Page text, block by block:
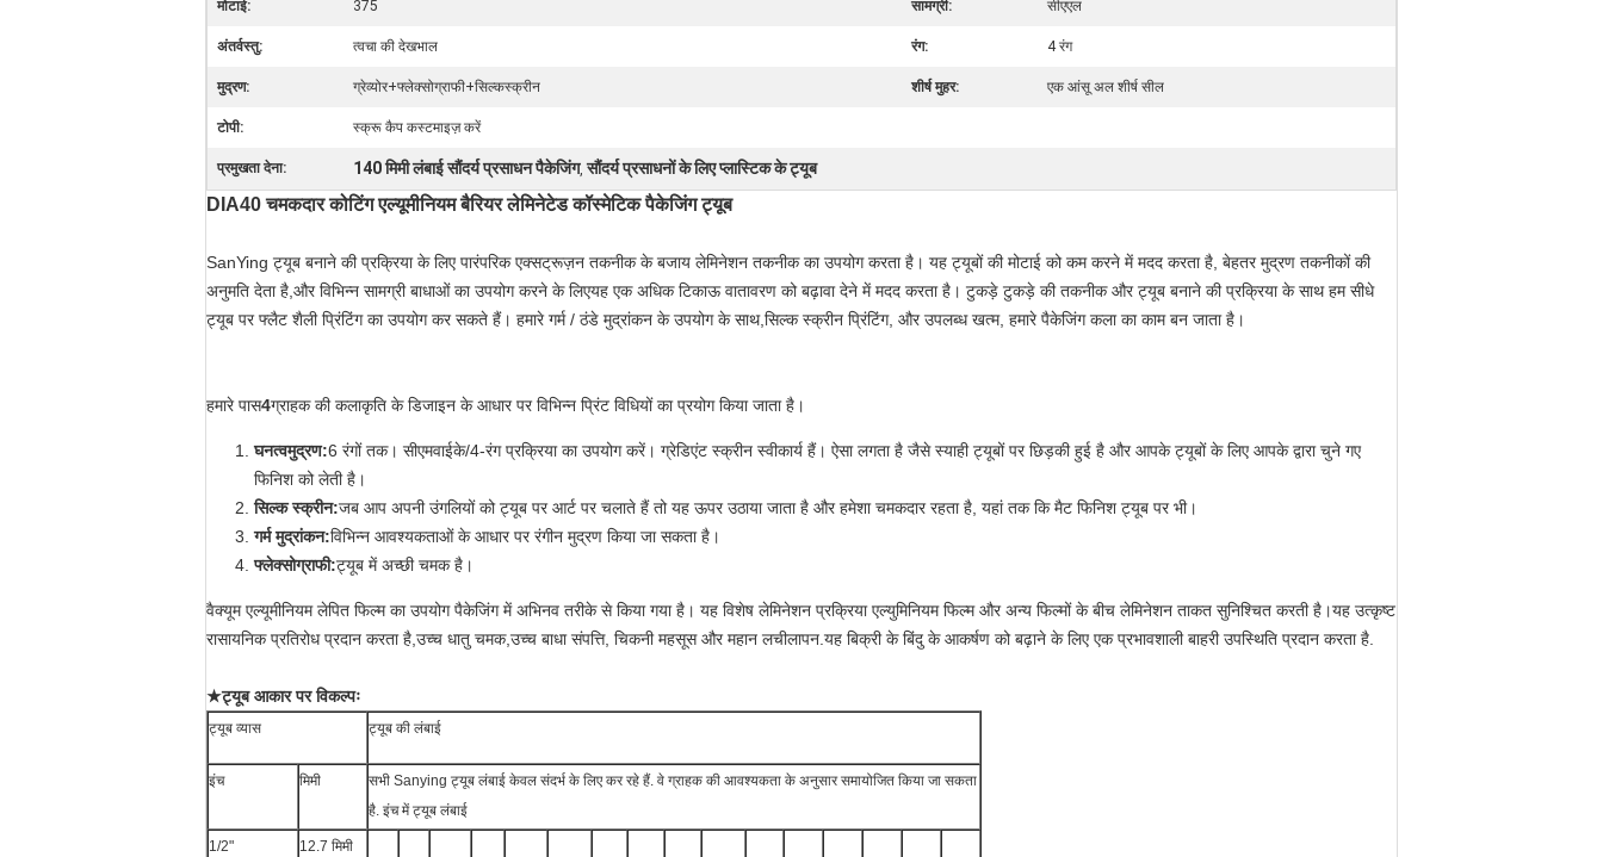
मोटाई: 375 सामग्री: सीएएल
अंतर्वस्तु: त्वचा की देखभाल रंग: 4 रंग
मुद्रण: ग्रेव्योर+फ्लेक्सोग्राफी+सिल्कस्क्रीन शीर्ष मुहर: एक आंसू अल शीर्ष सील
टोपी: स्क्रू कैप कस्टमाइज़ करें
प्रमुखता देना: 140 मिमी लंबाई सौंदर्य प्रसाधन पैकेजिंग,सौंदर्य प्रसाधनों के लिए प्लास्टिक के ट्यूब
DIA40 चमकदार कोटिंग एल्यूमीनियम बैरियर लेमिनेटेड कॉस्मेटिक पैकेजिंग ट्यूब
SanYing ट्यूब बनाने की प्रक्रिया के लिए पारंपरिक एक्सट्रूज़न तकनीक के बजाय लेमिनेशन तकनीक का उपयोग करता है। यह ट्यूबों की मोटाई को कम करने में मदद करता है, बेहतर मुद्रण तकनीकों की
अनुमति देता है,और विभिन्न सामग्री बाधाओं का उपयोग करने के लिएयह एक अधिक टिकाऊ वातावरण को बढ़ावा देने में मदद करता है। टुकड़े टुकड़े की तकनीक और ट्यूब बनाने की प्रक्रिया के साथ हम सीधे
ट्यूब पर फ्लैट शैली प्रिंटिंग का उपयोग कर सकते हैं। हमारे गर्म / ठंडे मुद्रांकन के उपयोग के साथ,सिल्क स्क्रीन प्रिंटिंग, और उपलब्ध खत्म, हमारे पैकेजिंग कला का काम बन जाता है।
हमारे पास4ग्राहक की कलाकृति के डिजाइन के आधार पर विभिन्न प्रिंट विधियों का प्रयोग किया जाता है।
घनत्वमुद्रण:6 रंगों तक। सीएमवाईके/4-रंग प्रक्रिया का उपयोग करें। ग्रेडिएंट स्क्रीन स्वीकार्य हैं। ऐसा लगता है जैसे स्याही ट्यूबों पर छिड़की हुई है और आपके ट्यूबों के लिए आपके द्वारा चुने गए
फिनिश को लेती है।
सिल्क स्क्रीन:जब आप अपनी उंगलियों को ट्यूब पर आर्ट पर चलाते हैं तो यह ऊपर उठाया जाता है और हमेशा चमकदार रहता है, यहां तक कि मैट फिनिश ट्यूब पर भी।
गर्म मुद्रांकन:विभिन्न आवश्यकताओं के आधार पर रंगीन मुद्रण किया जा सकता है।
फ्लेक्सोग्राफी:ट्यूब में अच्छी चमक है।
वैक्यूम एल्यूमीनियम लेपित फिल्म का उपयोग पैकेजिंग में अभिनव तरीके से किया गया है। यह विशेष लेमिनेशन प्रक्रिया एल्युमिनियम फिल्म और अन्य फिल्मों के बीच लेमिनेशन ताकत सुनिश्चित करती है।यह उत्कृष्ट
रासायनिक प्रतिरोध प्रदान करता है,उच्च धातु चमक,उच्च बाधा संपत्ति, चिकनी महसूस और महान लचीलापन.यह बिक्री के बिंदु के आकर्षण को बढ़ाने के लिए एक प्रभावशाली बाहरी उपस्थिति प्रदान करता है.
★ट्यूब आकार पर विकल्पः
ट्यूब व्यास ट्यूब की लंबाई
इंच मिमी
सभी Sanying ट्यूब लंबाई केवल संदर्भ के लिए कर रहे हैं. वे ग्राहक की आवश्यकता के अनुसार समायोजित किया जा सकता
है. इंच में ट्यूब लंबाई
1/2"
12.7 मिमी